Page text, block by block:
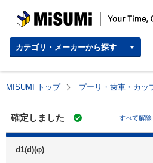
MISUMI | Your Time, Our Priority
カテゴリ・メーカーから探す
MISUMI トップ プーリ・歯車・カッ
確定しました すべて解除
d1(d)(φ)